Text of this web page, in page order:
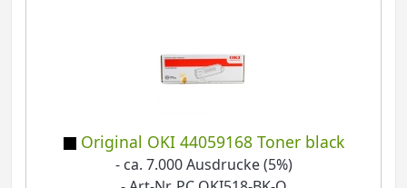
Original OKI 44059168 Toner black
- ca. 7.000 Ausdrucke (5%)